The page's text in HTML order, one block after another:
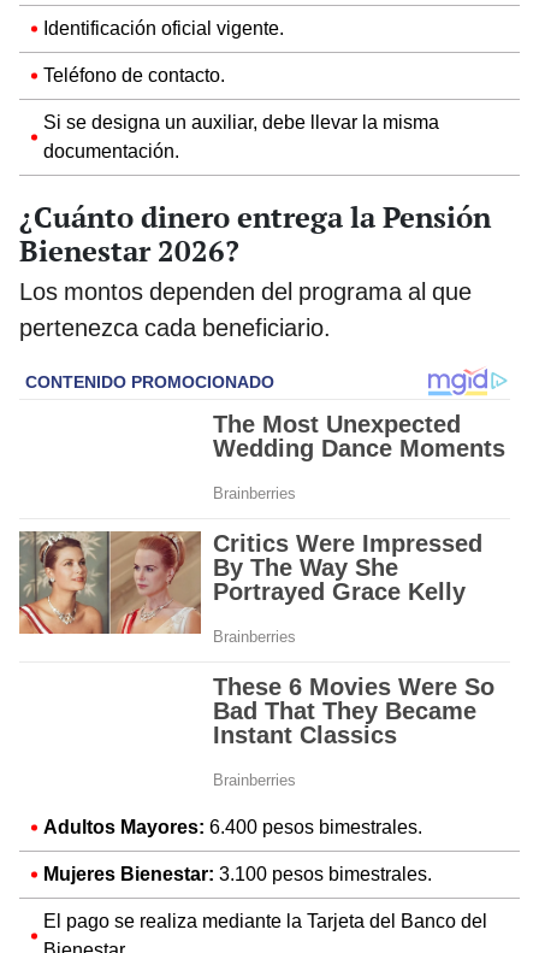
Identificación oficial vigente.
Teléfono de contacto.
Si se designa un auxiliar, debe llevar la misma
documentación.
¿Cuánto dinero entrega la Pensión
Bienestar 2026?
Los montos dependen del programa al que
pertenezca cada beneficiario.
Adultos Mayores: 6.400 pesos bimestrales.
Mujeres Bienestar: 3.100 pesos bimestrales.
El pago se realiza mediante la Tarjeta del Banco del